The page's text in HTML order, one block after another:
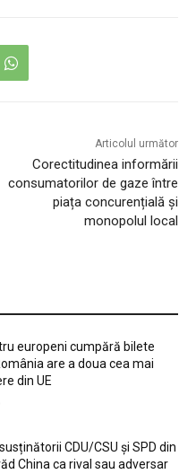
Articolul următor
Corectitudinea informării
consumatorilor de gaze între
piața concurențială și
monopolul local
europeni cumpără bilete
are a doua cea mai
din UE
CDU/CSU și SPD din
China ca rival sau adversar